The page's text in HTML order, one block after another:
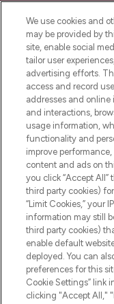
oder
Lieferung
Do Not
We use cookies and
may be provided by
site, enable social
tailor user
advertising efforts.
access and record
addresses and online
and interactions,
usage information,
functionality and
improve
content and ads on
you click “Accept
third party cookies)
“Limit Cookies,” your
information may still
third party cookies)
enable default
deployed. You can
preferences for this
Cookie Settings” link
clicking "Accept All,"